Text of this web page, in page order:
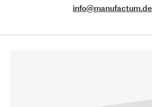
info@manufactum.de